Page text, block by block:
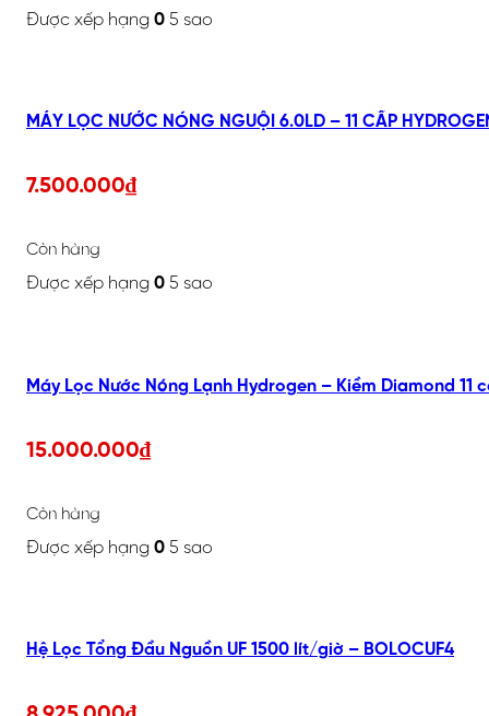
Được xếp hạng 0 5 sao
7.500.000₫
Còn hàng
Được xếp hạng 0 5 sao
Máy Lọc Nước Nóng Lạnh Hydrogen – Kiềm Diamond 11
15.000.000₫
Còn hàng
Được xếp hạng 0 5 sao
Hệ Lọc Tổng Đầu Nguồn UF 1500 lít/giờ – BOLOCUF4